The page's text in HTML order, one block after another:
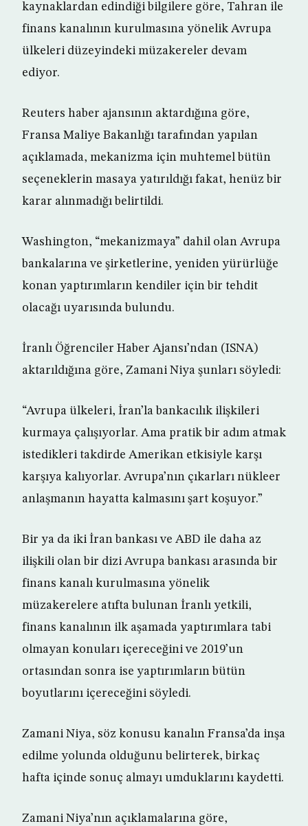
kaynaklardan edindiği bilgilere göre, Tahran ile
finans kanalının kurulmasına yönelik Avrupa
ülkeleri düzeyindeki müzakereler devam
ediyor.
Reuters haber ajansının aktardığına göre,
Fransa Maliye Bakanlığı tarafından yapılan
açıklamada, mekanizma için muhtemel bütün
seçeneklerin masaya yatırıldığı fakat, henüz bir
karar alınmadığı belirtildi.
Washington, “mekanizmaya” dahil olan Avrupa
bankalarına ve şirketlerine, yeniden yürürlüğe
konan yaptırımların kendiler için bir tehdit
olacağı uyarısında bulundu.
İranlı Öğrenciler Haber Ajansı’ndan (ISNA)
aktarıldığına göre, Zamani Niya şunları söyledi:
“Avrupa ülkeleri, İran’la bankacılık ilişkileri
kurmaya çalışıyorlar. Ama pratik bir adım atmak
istedikleri takdirde Amerikan etkisiyle karşı
karşıya kalıyorlar. Avrupa’nın çıkarları nükleer
anlaşmanın hayatta kalmasını şart koşuyor.”
Bir ya da iki İran bankası ve ABD ile daha az
ilişkili olan bir dizi Avrupa bankası arasında bir
finans kanalı kurulmasına yönelik
müzakerelere atıfta bulunan İranlı yetkili,
finans kanalının ilk aşamada yaptırımlara tabi
olmayan konuları içereceğini ve 2019’un
ortasından sonra ise yaptırımların bütün
boyutlarını içereceğini söyledi.
Zamani Niya, söz konusu kanalın Fransa’da inşa
edilme yolunda olduğunu belirterek, birkaç
hafta içinde sonuç almayı umduklarını kaydetti.
Zamani Niya’nın açıklamalarına göre,